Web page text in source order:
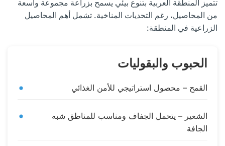
تتميز المنطقة العربية بتنوع بيئي يسمح بزراعة مجموعة واسعة
من المحاصيل، رغم التحديات المناخية. تشمل أهم المحاصيل
الزراعية في المنطقة:
الحبوب والبقوليات
القمح – محصول استراتيجي للأمن الغذائي
الشعير – يتحمل الجفاف ومناسب للمناطق شبه
الجافة